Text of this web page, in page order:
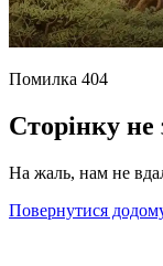
Помилка 404
Сторінку не
На жаль, нам не
Повернутися